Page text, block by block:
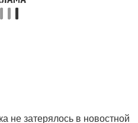
не затерялось в новостной